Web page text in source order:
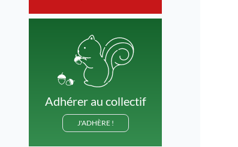
Adhérer au collectif
J'ADHÈRE !